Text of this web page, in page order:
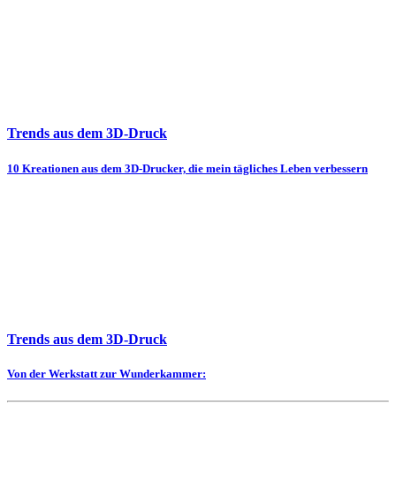
Trends aus dem 3D-Druck
10 Kreationen aus dem 3D-Drucker, die mein tägliches Leben verbessern
Trends aus dem 3D-Druck
Von der Werkstatt zur Wunderkammer: